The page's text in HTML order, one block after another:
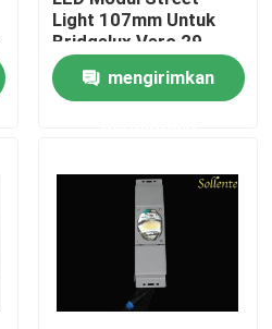
Light 107mm Untuk
Bridgelux Vero 29
mengirimkan